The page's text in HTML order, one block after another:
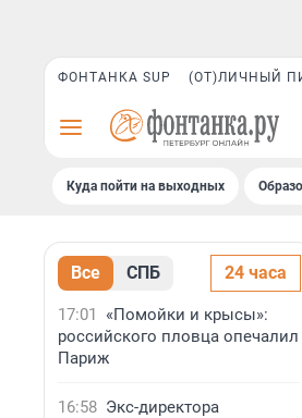
ФОНТАНКА SUP (ОТ)ЛИЧНЫЙ
Куда пойти на выходных
Все СПБ 24 часа
17:01
«Помойки и крысы»:
российского пловца опечалил
Париж
16:58 Экс-директора